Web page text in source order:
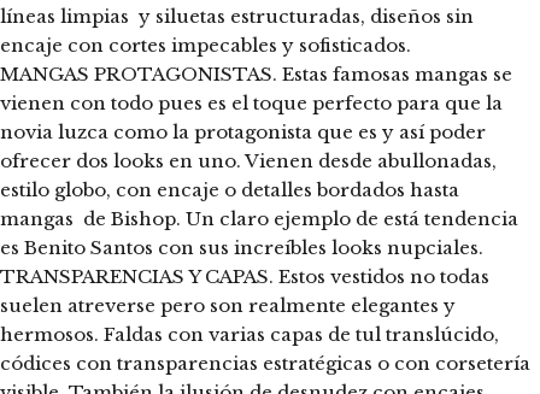
líneas limpias y siluetas estructuradas, diseños sin
encaje con cortes impecables y sofisticados.
MANGAS PROTAGONISTAS. Estas famosas mangas se
vienen con todo pues es el toque perfecto para que la
novia luzca como la protagonista que es y así poder
ofrecer dos looks en uno. Vienen desde abullonadas,
estilo globo, con encaje o detalles bordados hasta
mangas de Bishop. Un claro ejemplo de está tendencia
es Benito Santos con sus increíbles looks nupciales.
TRANSPARENCIAS Y CAPAS. Estos vestidos no todas
suelen atreverse pero son realmente elegantes y
hermosos. Faldas con varias capas de tul translúcido,
códices con transparencias estratégicas o con corsetería